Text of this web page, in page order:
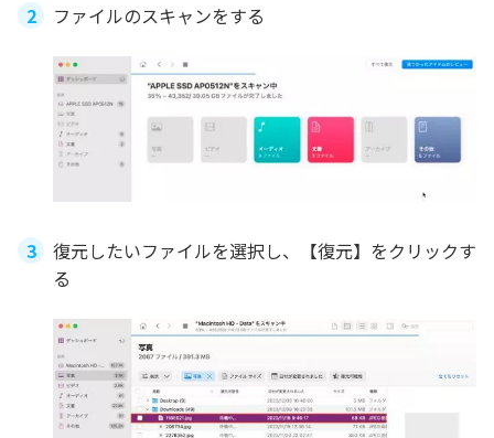
ファイルのスキャンをする
復元したいファイルを選択し、【復元】をクリックす
る